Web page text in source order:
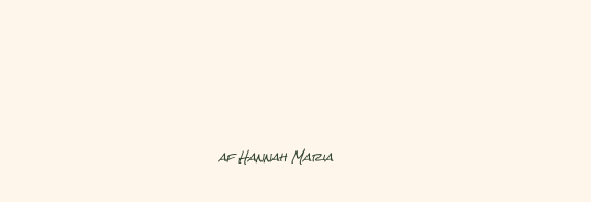
af Hannah Maria